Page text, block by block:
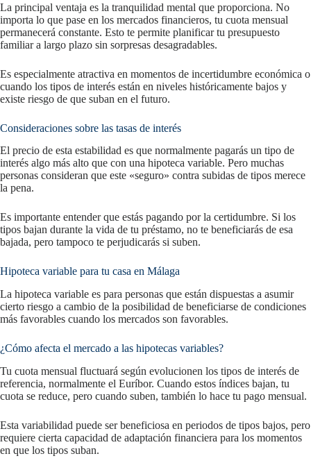
La principal ventaja es la tranquilidad mental que proporciona. No
importa lo que pase en los mercados financieros, tu cuota mensual
permanecerá constante. Esto te permite planificar tu presupuesto
familiar a largo plazo sin sorpresas desagradables.
Es especialmente atractiva en momentos de incertidumbre económica o
cuando los tipos de interés están en niveles históricamente bajos y
existe riesgo de que suban en el futuro.
Consideraciones sobre las tasas de interés
El precio de esta estabilidad es que normalmente pagarás un tipo de
interés algo más alto que con una hipoteca variable. Pero muchas
personas consideran que este «seguro» contra subidas de tipos merece
la pena.
Es importante entender que estás pagando por la certidumbre. Si los
tipos bajan durante la vida de tu préstamo, no te beneficiarás de esa
bajada, pero tampoco te perjudicarás si suben.
Hipoteca variable para tu casa en Málaga
La hipoteca variable es para personas que están dispuestas a asumir
cierto riesgo a cambio de la posibilidad de beneficiarse de condiciones
más favorables cuando los mercados son favorables.
¿Cómo afecta el mercado a las hipotecas variables?
Tu cuota mensual fluctuará según evolucionen los tipos de interés de
referencia, normalmente el Euríbor. Cuando estos índices bajan, tu
cuota se reduce, pero cuando suben, también lo hace tu pago mensual.
Esta variabilidad puede ser beneficiosa en periodos de tipos bajos, pero
requiere cierta capacidad de adaptación financiera para los momentos
en que los tipos suban.